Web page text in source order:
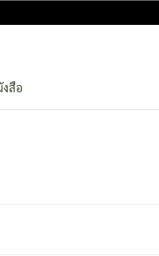
สือ
นโดยความเป็นตัวเป็นตน
นจากที่เขาสำคัญนั้น
ง) จึงได้เพลิดเพลินยิ่งนักใน
กข์